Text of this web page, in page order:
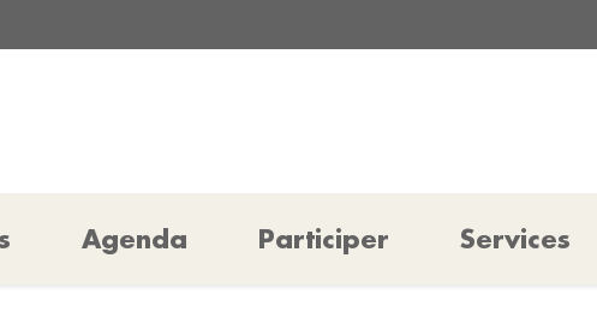
Agenda Participer Services